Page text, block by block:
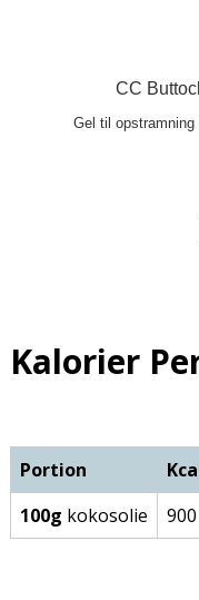
CC
Gel til
Kalorier
Portion
100g kokosolie 900